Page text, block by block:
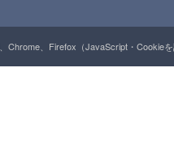
Chrome、Firefox（JavaScript・Cookie